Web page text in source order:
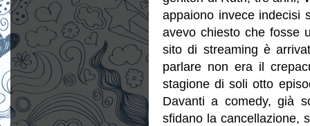
appaiono invece indecisi
avevo chiesto che fosse
sito di streaming è
parlare non era il
stagione di soli otto
Davanti a comedy, già
sfidano la cancellazione,